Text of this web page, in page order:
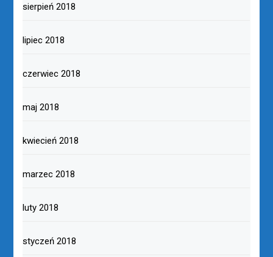
sierpień 2018
lipiec 2018
czerwiec 2018
maj 2018
kwiecień 2018
marzec 2018
luty 2018
styczeń 2018